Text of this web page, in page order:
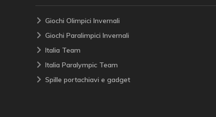
Giochi Olimpici Invernali
Giochi Paralimpici Invernali
Italia Team
Italia Paralympic Team
Spille portachiavi e gadget